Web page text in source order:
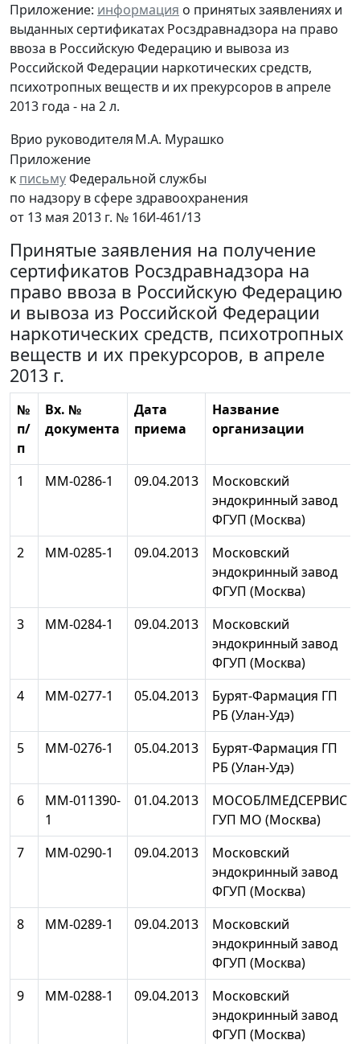
Приложение: информация о принятых заявлениях и
выданных сертификатах Росздравнадзора на право
ввоза в Российскую Федерацию и вывоза из
Российской Федерации наркотических средств,
психотропных веществ и их прекурсоров в апреле
2013 года - на 2 л.
Врио руководителяМ.А. Мурашко
Приложение
к письмуФедеральной службы
по надзору в сфере здравоохранения
от 13 мая 2013 г. № 16И-461/13
Принятые заявления на получение
сертификатов Росздравнадзора на
право ввоза в Российскую Федерацию
и вывоза из Российской Федерации
наркотических средств, психотропных
веществ и их прекурсоров, в апреле
2013 г.
№
п/
п
Вх. №
документа
Дата
приема
Название
организации
1 ММ-0286-1 09.04.2013
Московский
эндокринный завод
ФГУП (Москва)
2
ММ-0285-1 09.04.2013
Московский
эндокринный завод
ФГУП (Москва)
3
ММ-0284-1 09.04.2013
Московский
эндокринный завод
ФГУП (Москва)
4
ММ-0277-1 05.04.2013
Бурят-Фармация ГП
РБ (Улан-Удэ)
5
ММ-0276-1 05.04.2013
Бурят-Фармация ГП
РБ (Улан-Удэ)
6
ММ-011390-
1
01.04.2013
МОСОБЛМЕДСЕРВИС
ГУП МО (Москва)
7
ММ-0290-1 09.04.2013
Московский
эндокринный завод
ФГУП (Москва)
8
ММ-0289-1 09.04.2013
Московский
эндокринный завод
ФГУП (Москва)
9
ММ-0288-1 09.04.2013
Московский
эндокринный завод
ФГУП (Москва)